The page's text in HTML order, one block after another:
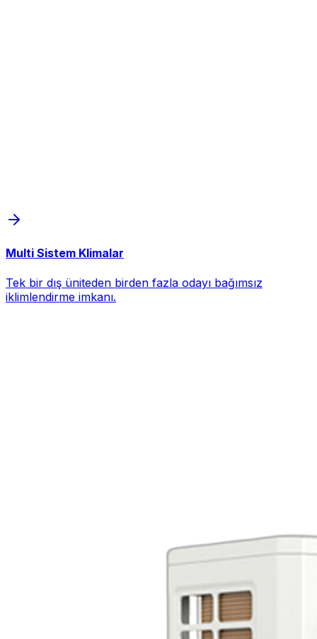
Multi Sistem Klimalar
Tek bir dış üniteden birden fazla odayı bağımsız
iklimlendirme imkanı.